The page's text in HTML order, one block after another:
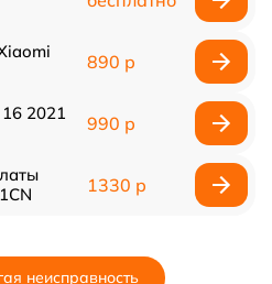
890 р
2021
990 р
1330 р
неисправность